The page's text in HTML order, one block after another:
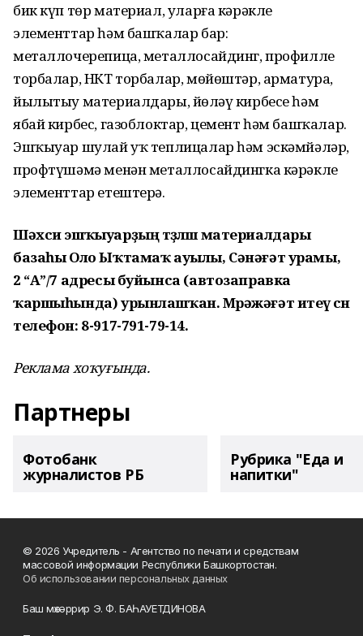
бик күп төр материал, уларға кәрәкле
элементтар һәм башҡалар бар:
металлочерепица, металлосайдинг, профилле
торбалар, НКТ торбалар, мөйөштәр, арматура,
йылытыу материалдары, йөҙләү кирбесе һәм
ябай кирбес, газоблоктар, цемент һәм башҡалар.
Эшҡыуар шулай уҡ теплицалар һәм эскәмйәләр,
профтүшәмә менән металлосайдингка кәрәкле
элементтар етештерә.
Шәхси эшҡыуарҙың төҙөлөш материалдары
базаһы Оло Ыҡтамаҡ ауылы, Сәнәғәт урамы,
2 “А”/7 адресы буйынса (автозаправка
ҡаршыһында) урынлашҡан. Мөрәжәғәт итеү өсөн
телефон: 8-917-791-79-14.
Реклама хоҡуғында.
Партнеры
Фотобанк
журналистов РБ
Рубрика "Еда и
напитки"
© 2026 Учредитель - Агентство по печати и средствам
массовой информации Республики Башкортостан.
Об использовании персональных данных
Баш мөхәррир Э. Ф. БАҺАУЕТДИНОВА